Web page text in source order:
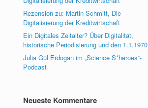
Rezension zu: Martin Schmitt, Die
Digitalisierung der Kreditwirtschaft
Ein Digitales Zeitalter? Über Digitalität,
historische Periodisierung und den 1.1.1970
Julia Gül Erdogan im „Science S*heroes“-
Podcast
Neueste Kommentare